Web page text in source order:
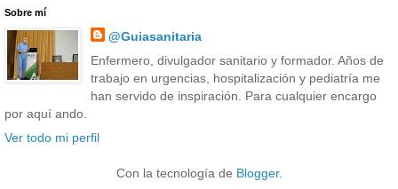
Sobre mí
@Guiasanitaria
Enfermero, divulgador sanitario y formador. Años de
trabajo en urgencias, hospitalización y pediatría me
han servido de inspiración. Para cualquier encargo
por aquí ando.
Ver todo mi perfil
Con la tecnología de Blogger.